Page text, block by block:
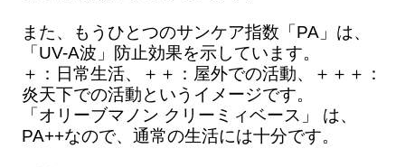
また、もうひとつのサンケア指数「PA」は、
「UV-A波」防止効果を示しています。
＋：日常生活、＋＋：屋外での活動、＋＋＋：
炎天下での活動というイメージです。
「オリーブマノン クリーミィベース」 は、
PA++なので、通常の生活には十分です。